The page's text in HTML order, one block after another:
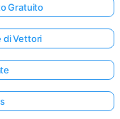
Gratuito
di Vettori